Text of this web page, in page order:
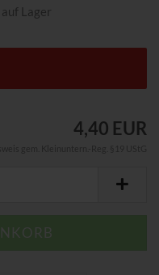
Lager
4,40 EUR